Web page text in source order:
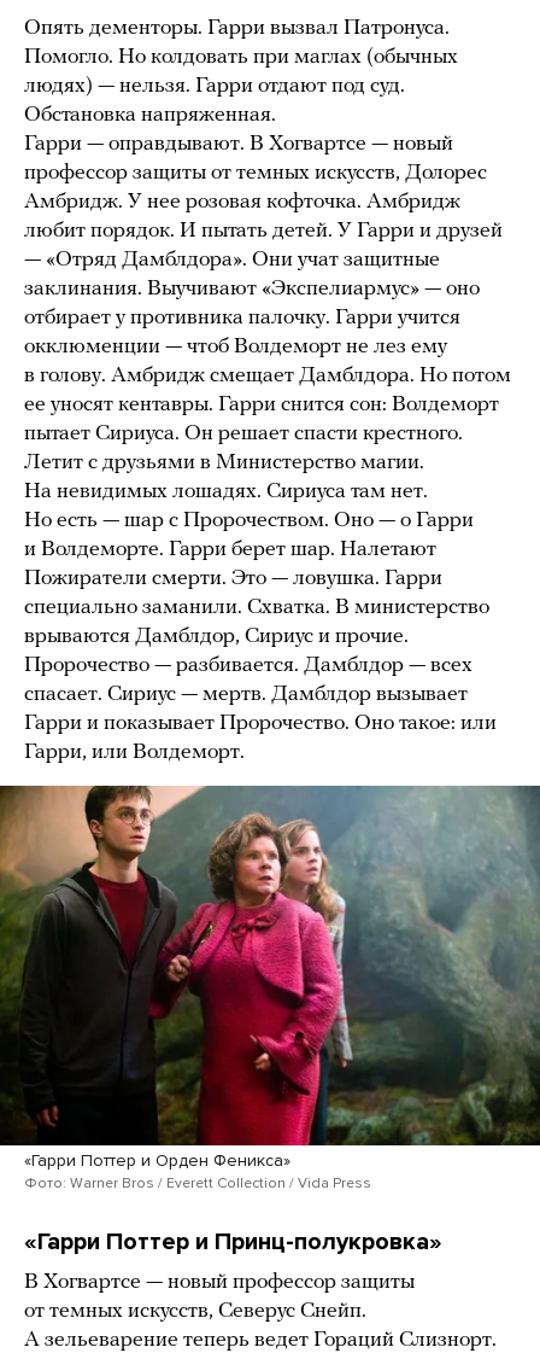
Опять дементоры. Гарри вызвал Патронуса.
Помогло. Но колдовать при маглах (обычных
людях) — нельзя. Гарри отдают под суд.
Обстановка напряженная.
Гарри — оправдывают. В Хогвартсе — новый
профессор защиты от темных искусств, Долорес
Амбридж. У нее розовая кофточка. Амбридж
любит порядок. И пытать детей. У Гарри и друзей
— «Отряд Дамблдора». Они учат защитные
заклинания. Выучивают «Экспелиармус» — оно
отбирает у противника палочку. Гарри учится
окклюменции — чтоб Волдеморт не лез ему
в голову. Амбридж смещает Дамблдора. Но потом
ее уносят кентавры. Гарри снится сон: Волдеморт
пытает Сириуса. Он решает спасти крестного.
Летит с друзьями в Министерство магии.
На невидимых лошадях. Сириуса там нет.
Но есть — шар с Пророчеством. Оно — о Гарри
и Волдеморте. Гарри берет шар. Налетают
Пожиратели смерти. Это — ловушка. Гарри
специально заманили. Схватка. В министерство
врываются Дамблдор, Сириус и прочие.
Пророчество — разбивается. Дамблдор — всех
спасает. Сириус — мертв. Дамблдор вызывает
Гарри и показывает Пророчество. Оно такое: или
Гарри, или Волдеморт.
«Гарри Поттер и Орден Феникса»
Фото: Warner Bros / Everett Collection / Vida Press
«Гарри Поттер и Принц-полукровка»
В Хогвартсе — новый профессор защиты
от темных искусств, Северус Снейп.
А зельеварение теперь ведет Гораций Слизнорт.